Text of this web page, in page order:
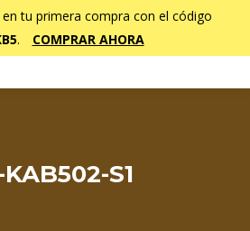
en tu primera compra con el código
. COMPRAR AHORA
KAB502-S1